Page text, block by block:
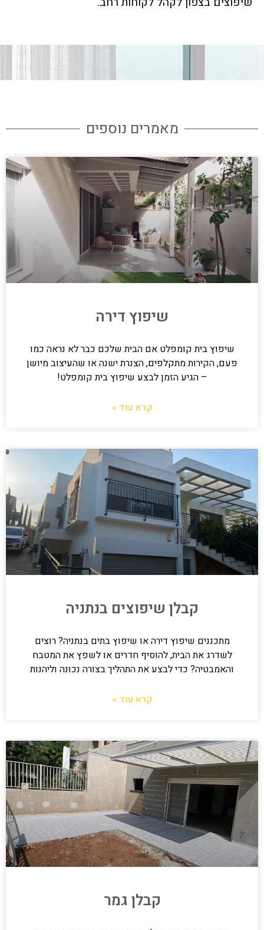
מאמרים נוספים
שיפוץ דירה
שיפוץ בית קומפלט אם הבית שלכם כבר לא נראה כמו
פעם, הקירות מתקלפים, הצנרת ישנה או שהעיצוב מיושן
– הגיע הזמן לבצע שיפוץ בית קומפלט!
קרא עוד »
קבלן שיפוצים בנתניה
מתכננים שיפוץ דירה או שיפוץ בתים בנתניה? רוצים
לשדרג את הבית, להוסיף חדרים או לשפץ את המטבח
והאמבטיה? כדי לבצע את התהליך בצורה נכונה וליהנות
קרא עוד »
קבלן גמר